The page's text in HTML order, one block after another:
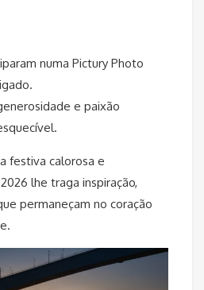
numa Pictury Photo
e paixão
festiva calorosa e
lhe traga inspiração,
permaneçam no coração